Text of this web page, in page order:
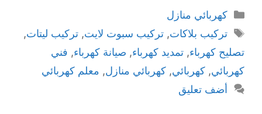
كهربائي منازل
تركيب بلاكات, تركيب سبوت لايت, تركيب ليتات,
تصليح كهرباء, تمديد كهرباء, صيانة كهرباء, فني
كهربائي, كهربائي, كهربائي منازل, معلم كهربائي
أضف تعليق